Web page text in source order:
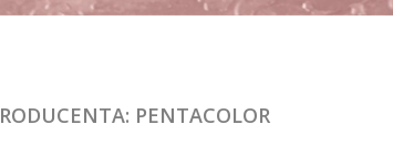
PENTACOLOR